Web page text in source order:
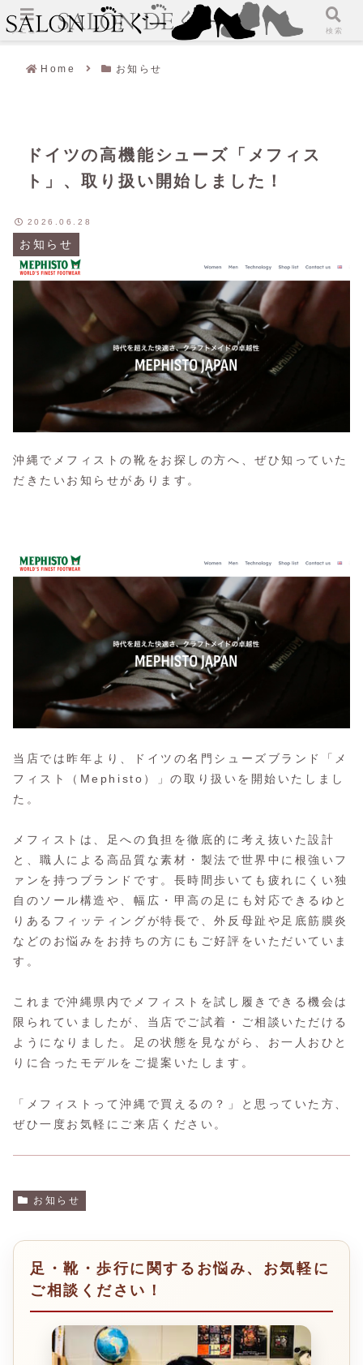
Home お知らせ
ドイツの高機能シューズ「メフィス
ト」、取り扱い開始しました！
お知らせ
2026.06.28
沖縄でメフィストの靴をお探しの方へ、ぜひ知っていた
だきたいお知らせがあります。
当店では昨年より、ドイツの名門シューズブランド「メ
フィスト（Mephisto）」の取り扱いを開始いたしまし
た。
メフィストは、足への負担を徹底的に考え抜いた設計
と、職人による高品質な素材・製法で世界中に根強いフ
ァンを持つブランドです。長時間歩いても疲れにくい独
自のソール構造や、幅広・甲高の足にも対応できるゆと
りあるフィッティングが特長で、外反母趾や足底筋膜炎
などのお悩みをお持ちの方にもご好評をいただいていま
す。
これまで沖縄県内でメフィストを試し履きできる機会は
限られていましたが、当店でご試着・ご相談いただける
ようになりました。足の状態を見ながら、お一人おひと
りに合ったモデルをご提案いたします。
「メフィストって沖縄で買えるの？」と思っていた方、
ぜひ一度お気軽にご来店ください。
お知らせ
足・靴・歩行に関するお悩み、お気軽に
ご相談ください！
メニュー 検索